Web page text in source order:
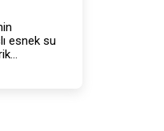
esnek su